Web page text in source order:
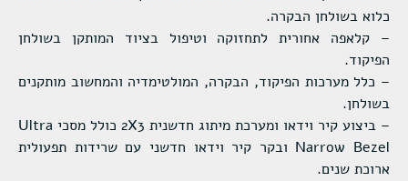
כלוא בשולחן הבקרה.
– קלאפה אחורית לתחזוקה וטיפול בציוד המותקן בשולחן
הפיקוד.
– כלל מערכות הפיקוד, הבקרה, המולטימדיה והמחשוב מותקנים
בשולחן.
– ביצוע קיר וידאו ומערכת מיתוג חדשנית 2X3 כולל מסכי Ultra
Narrow Bezel ובקר קיר וידאו חדשני עם שרידות תפעולית
ארוכת שנים.